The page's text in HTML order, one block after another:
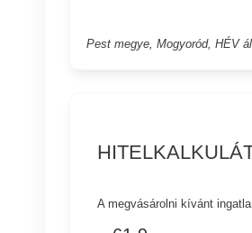
Pest megye, Mogyoród, HÉV
A megvásárolni kívánt